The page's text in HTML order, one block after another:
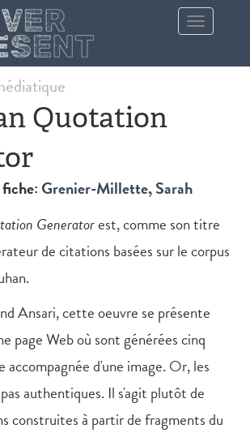
Toggle
navigation
Quotation
fiche:Grenier-Millette, Sarah
Generatorest, comme son titre
de citations basées sur le corpus
Ansari, cette oeuvre se présente
page Web où sont générées cinq
accompagnée d'une image. Or, les
authentiques. Il s'agit plutôt de
construites à partir de fragments du